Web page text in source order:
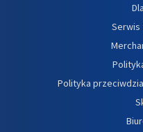
Polityka